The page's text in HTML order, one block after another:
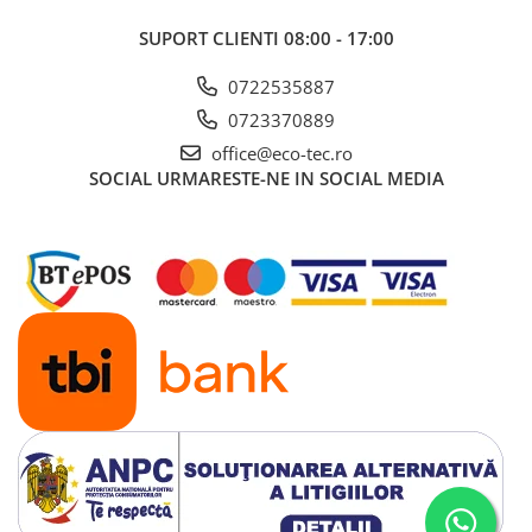
fiabilă, economică și adaptabilă, ideală pentru orice sistem
SUPORT CLIENTI 08:00 - 17:00
0722535887
0723370889
office@eco-tec.ro
SOCIAL URMARESTE-NE IN SOCIAL MEDIA